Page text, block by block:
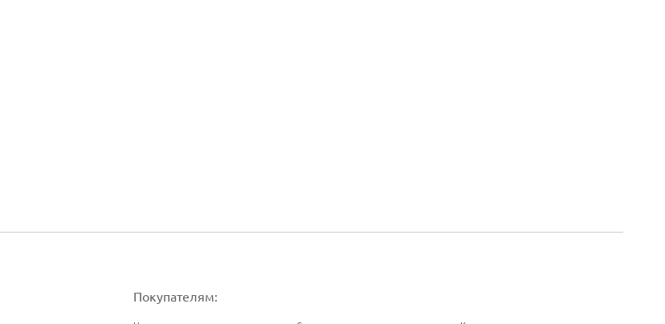
Покупателям: